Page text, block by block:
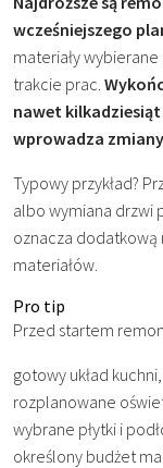
wcześniejszego
materiały wybierane
trakcie prac.
nawet
wprowadza
Typowy przykład?
albo wymiana drzwi
oznacza dodatkową
materiałów.
Pro tip
Przed startem
gotowy układ kuchni,
rozplanowane
wybrane płytki i
określony budżet